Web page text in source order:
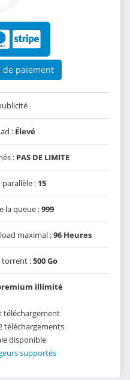
de paiement
: Élevé
: PAS DE LIMITE
: 15
la queue :999
maximal :96 Heures
torrent :500 Go
illimité
téléchargement
téléchargements
disponible
supportés